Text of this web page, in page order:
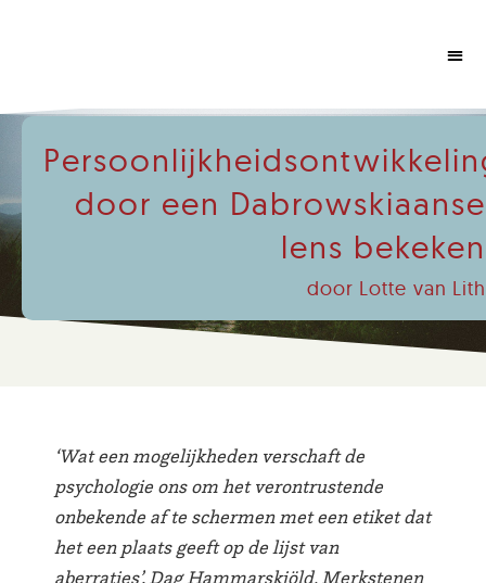
door een Dabrowskiaanse
lens bekeken
door Lotte van Lith
‘Wat een mogelijkheden verschaft de
psychologie ons om het verontrustende
onbekende af te schermen met een etiket dat
het een plaats geeft op de lijst van
aberraties’. Dag Hammarskjöld, Merkstenen